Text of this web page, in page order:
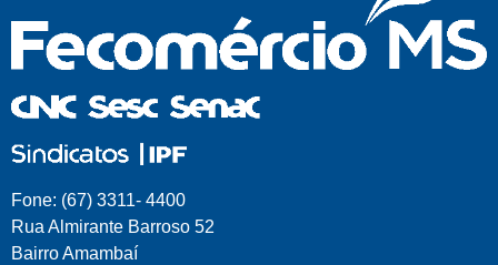
Fone: (67) 3311- 4400
Rua Almirante Barroso 52
Bairro Amambaí